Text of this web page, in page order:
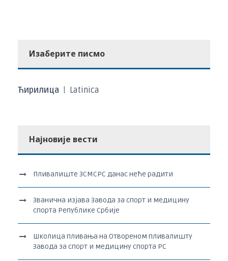
Изаберите писмо
Ћирилица Latinica
Најновије вести
Пливалиште ЗСМСРС данас неће радити
Званична изјава Завода за спорт и медицину
спорта Републике Србије
Школица пливања на Отвореном пливалишту
Завода за спорт и медицину спорта РС